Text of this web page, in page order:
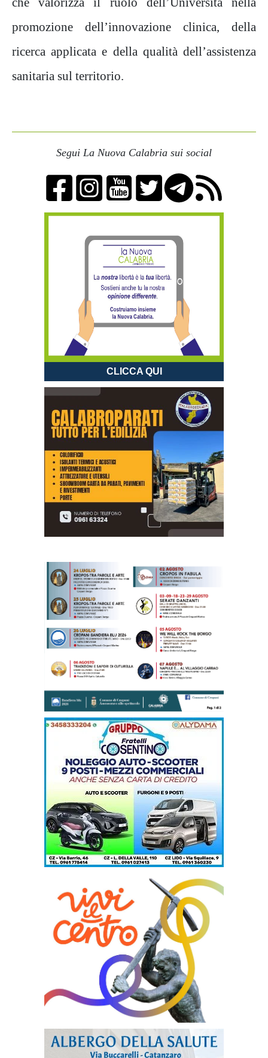
promozione dell’innovazione clinica, della
ricerca applicata e della qualità dell’assistenza
sanitaria sul territorio.
Segui La Nuova Calabria sui social
CLICCA QUI